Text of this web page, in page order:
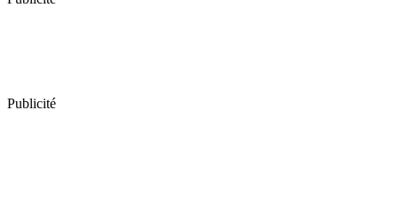
Publicité